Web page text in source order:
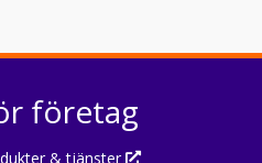
företag
& tjänster